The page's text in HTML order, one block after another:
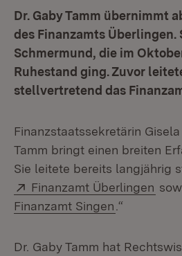
Dr. Gaby Tamm übernimmt
des Finanzamts
Schmermund, die im
Ruhestand ging. Zuvor
stellvertretend das
Finanzstaatssekretärin
Tamm bringt einen breiten
Sie leitete bereits langjährig
Extern:
Finanzamt Überlingen
Finanzamt Singen (Öffnet in
.“
Dr. Gaby Tamm hat